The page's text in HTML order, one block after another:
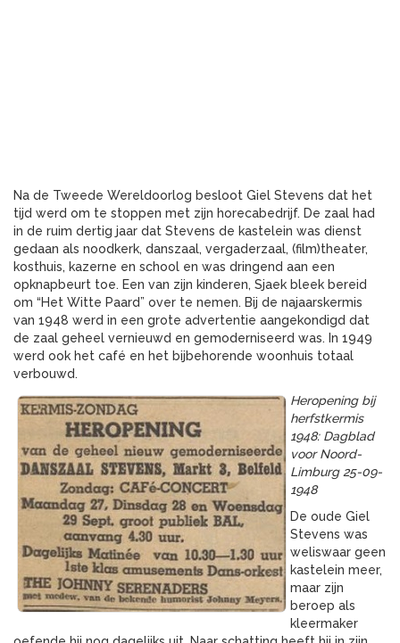
Na de Tweede Wereldoorlog besloot Giel Stevens dat het
tijd werd om te stoppen met zijn horecabedrijf. De zaal had
in de ruim dertig jaar dat Stevens de kastelein was dienst
gedaan als noodkerk, danszaal, vergaderzaal, (film)theater,
kosthuis, kazerne en school en was dringend aan een
opknapbeurt toe. Een van zijn kinderen, Sjaek bleek bereid
om “Het Witte Paard” over te nemen. Bij de najaarskermis
van 1948 werd in een grote advertentie aangekondigd dat
de zaal geheel vernieuwd en gemoderniseerd was. In 1949
werd ook het café en het bijbehorende woonhuis totaal
verbouwd.
Heropening bij
herfstkermis
1948: Dagblad
voor Noord-
Limburg 25-09-
1948
De oude Giel
Stevens was
weliswaar geen
kastelein meer,
maar zijn
beroep als
kleermaker